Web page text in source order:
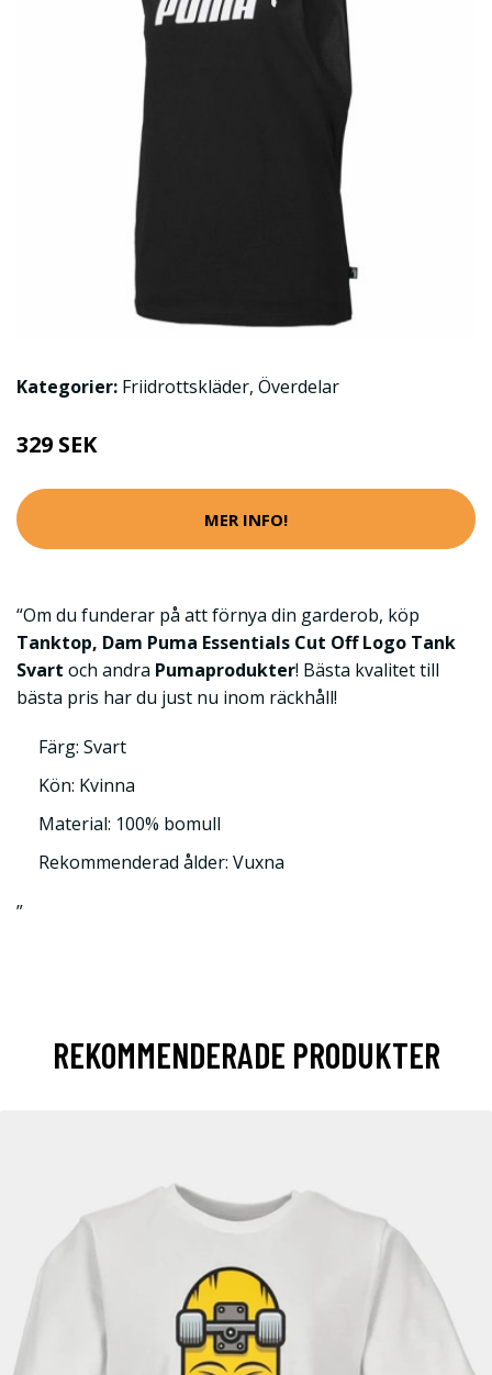
Kategorier: Friidrottskläder, Överdelar
329 SEK
MER INFO!
“Om du funderar på att förnya din garderob, köp
Tanktop, Dam Puma Essentials Cut Off Logo Tank
Svart och andra Pumaprodukter! Bästa kvalitet till
bästa pris har du just nu inom räckhåll!
Färg: Svart
Kön: Kvinna
Material: 100% bomull
Rekommenderad ålder: Vuxna
”
REKOMMENDERADE PRODUKTER